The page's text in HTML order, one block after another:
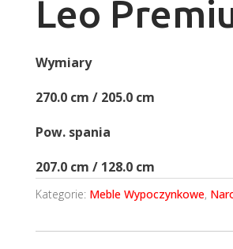
Leo
Wymiary
270.0 cm / 205.0 cm
Pow. spania
207.0 cm / 128.0 cm
Kategorie: Meble Wypoczynkowe,